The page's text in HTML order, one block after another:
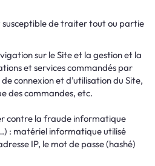
susceptible de traiter tout ou partie
sur le Site et la gestion et la
et services commandés par
connexion et d’utilisation du Site,
des commandes, etc.
contre la fraude informatique
: matériel informatique utilisé
IP, le mot de passe (hashé)